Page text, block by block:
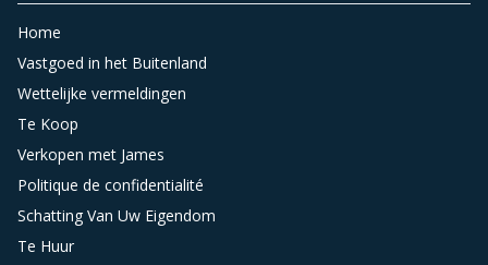
Home
Vastgoed in het Buitenland
Wettelijke vermeldingen
Te Koop
Verkopen met James
Politique de confidentialité
Schatting Van Uw Eigendom
Te Huur